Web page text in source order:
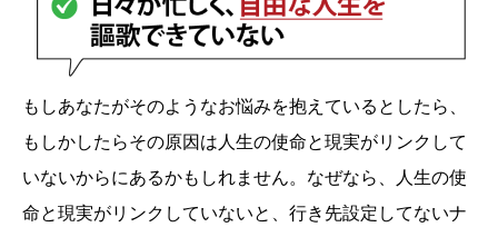
もしあなたがそのようなお悩みを抱えているとしたら、
もしかしたらその原因は人生の使命と現実がリンクして
いないからにあるかもしれません。なぜなら、人生の使
命と現実がリンクしていないと、行き先設定してないナ